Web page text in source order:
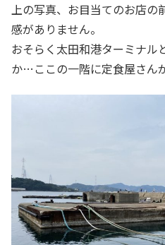
上の写真、お目当てのお店の
感がありません。
おそらく太田和港ターミナル
か…ここの一階に定食屋さん